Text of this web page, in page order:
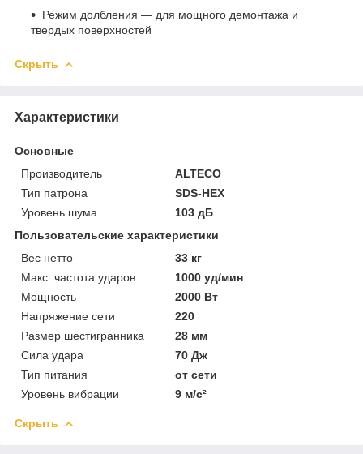
Режим долбления — для мощного демонтажа и
твердых поверхностей
Скрыть
Характеристики
Основные
Производитель
ALTECO
Тип патрона
SDS-HEX
Уровень шума
103 дБ
Пользовательские характеристики
Вес нетто
33 кг
Макс. частота ударов
1000 уд/мин
Мощность
2000 Вт
Напряжение сети
220
Размер шестигранника
28 мм
Сила удара
70 Дж
Тип питания
от сети
Уровень вибрации
9 м/с²
Скрыть